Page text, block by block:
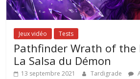
Jeux vidéo Tests
Pathfinder Wrath of the
La Salsa du Démon
13 septembre 2021 Tardigrade